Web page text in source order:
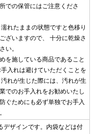
での保管にはご注意くださ
れたままの状態ですと色移り
ざいますので、 十分に乾燥さ
い。
を施している商品であること
入れは避けていただくことを
れが生じた際には、汚れが生
でのお手入れをお勧めいたし
ぐためにも必ず単独でお手入
デザインです。内袋などは付